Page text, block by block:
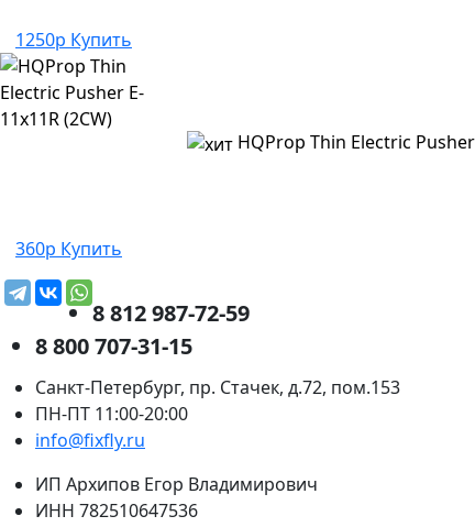
1250р Купить
HQProp Thin Electric Pusher
360р Купить
8 812 987-72-59
8 800 707-31-15
Санкт-Петербург, пр. Стачек, д.72, пом.153
ПН-ПТ 11:00-20:00
info@fixfly.ru
ИП Архипов Егор Владимирович
ИНН 782510647536